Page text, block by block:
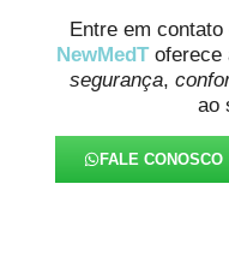
Entre em
NewMedT oferece
segurança,
ao
FALE CONOSCO